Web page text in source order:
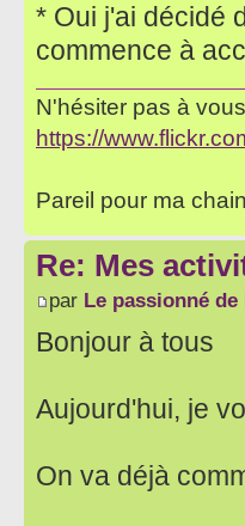
* Oui j'ai décidé
commence à
N'hésiter pas à
https://
Pareil pour ma
Re: Mes
par Le passionné de
Bonjour à tous
Aujourd'hui, je
On va déjà